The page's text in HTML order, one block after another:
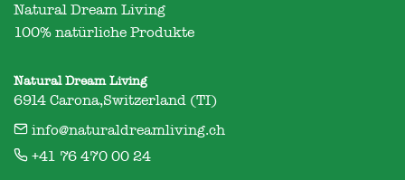
Natural Dream Living
100% natürliche Produkte
Natural Dream Living
6914 Carona,Switzerland (TI)
info@naturaldreamliving.ch
+41 76 470 00 24